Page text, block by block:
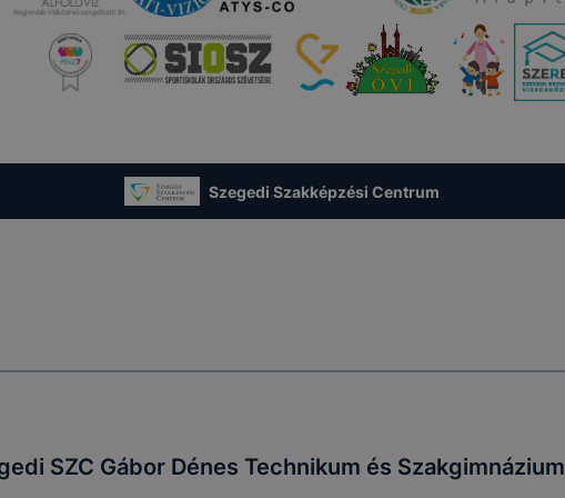
Szegedi Szakképzési Centrum
SZC Gábor Dénes Technikum és Szakgimnázium